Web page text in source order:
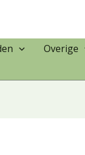
Overige